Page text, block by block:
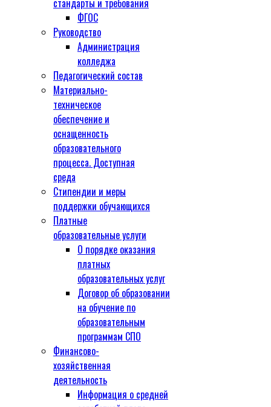
ФГОС
Руководство
Администрация
колледжа
Педагогический состав
Материально-
техническое
обеспечение и
оснащенность
образовательного
процесса. Доступная
среда
Стипендии и меры
поддержки обучающихся
Платные
образовательные услуги
О порядке оказания
платных
образовательных услуг
Договор об образовании
на обучение по
образовательным
программам СПО
Финансово-
хозяйственная
деятельность
Информация о средней